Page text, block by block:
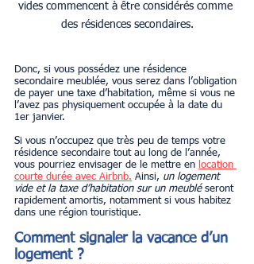
vides commencent à être considérés comme
des résidences secondaires.
Donc, si vous possédez une résidence
secondaire meublée, vous serez dans l’obligation
de payer une taxe d’habitation, même si vous ne
l’avez pas physiquement occupée à la date du
1er janvier.
Si vous n’occupez que très peu de temps votre
résidence secondaire tout au long de l’année,
vous pourriez envisager de le mettre en location
courte durée avec Airbnb. Ainsi, un logement
vide et la taxe d’habitation sur un meublé seront
rapidement amortis, notamment si vous habitez
dans une région touristique.
Comment signaler la vacance d’un
logement ?